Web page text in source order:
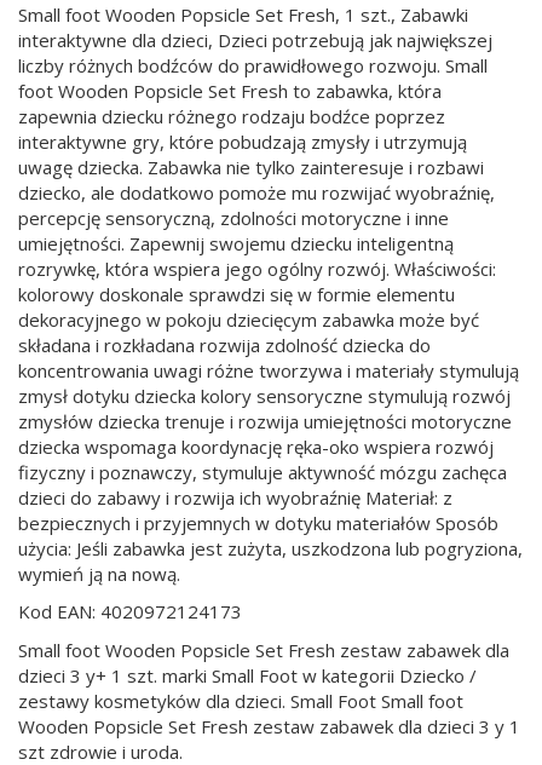
Small foot Wooden Popsicle Set Fresh, 1 szt., Zabawki
interaktywne dla dzieci, Dzieci potrzebują jak największej
liczby różnych bodźców do prawidłowego rozwoju. Small
foot Wooden Popsicle Set Fresh to zabawka, która
zapewnia dziecku różnego rodzaju bodźce poprzez
interaktywne gry, które pobudzają zmysły i utrzymują
uwagę dziecka. Zabawka nie tylko zainteresuje i rozbawi
dziecko, ale dodatkowo pomoże mu rozwijać wyobraźnię,
percepcję sensoryczną, zdolności motoryczne i inne
umiejętności. Zapewnij swojemu dziecku inteligentną
rozrywkę, która wspiera jego ogólny rozwój. Właściwości:
kolorowy doskonale sprawdzi się w formie elementu
dekoracyjnego w pokoju dziecięcym zabawka może być
składana i rozkładana rozwija zdolność dziecka do
koncentrowania uwagi różne tworzywa i materiały stymulują
zmysł dotyku dziecka kolory sensoryczne stymulują rozwój
zmysłów dziecka trenuje i rozwija umiejętności motoryczne
dziecka wspomaga koordynację ręka-oko wspiera rozwój
fizyczny i poznawczy, stymuluje aktywność mózgu zachęca
dzieci do zabawy i rozwija ich wyobraźnię Materiał: z
bezpiecznych i przyjemnych w dotyku materiałów Sposób
użycia: Jeśli zabawka jest zużyta, uszkodzona lub pogryziona,
wymień ją na nową.
Kod EAN: 4020972124173
Small foot Wooden Popsicle Set Fresh zestaw zabawek dla
dzieci 3 y+ 1 szt. marki Small Foot w kategorii Dziecko /
zestawy kosmetyków dla dzieci. Small Foot Small foot
Wooden Popsicle Set Fresh zestaw zabawek dla dzieci 3 y 1
szt zdrowie i uroda.